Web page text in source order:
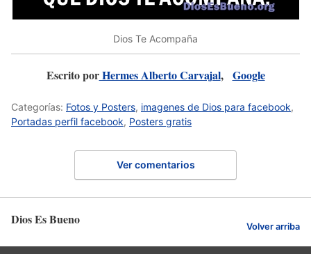
Dios Te Acompaña
Escrito porHermes Alberto Carvajal, Google
Categorías: Fotos y Posters, imagenes de Dios para facebook,
Portadas perfil facebook, Posters gratis
Ver comentarios
Dios Es Bueno Volver arriba